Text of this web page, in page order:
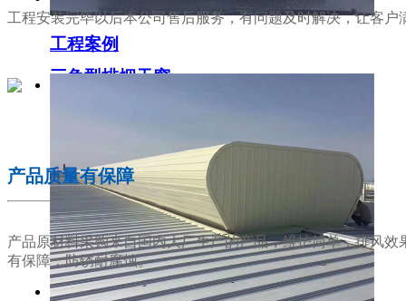
三角型排烟天窗
工程案例
工程安装完毕以后本公司售后服务，有问题及时解决，让客户
产品质量有保障
产品原材料采购来自国内大厂生产的产品，维护简单，排风效
有保障，防锈耐腐蚀。